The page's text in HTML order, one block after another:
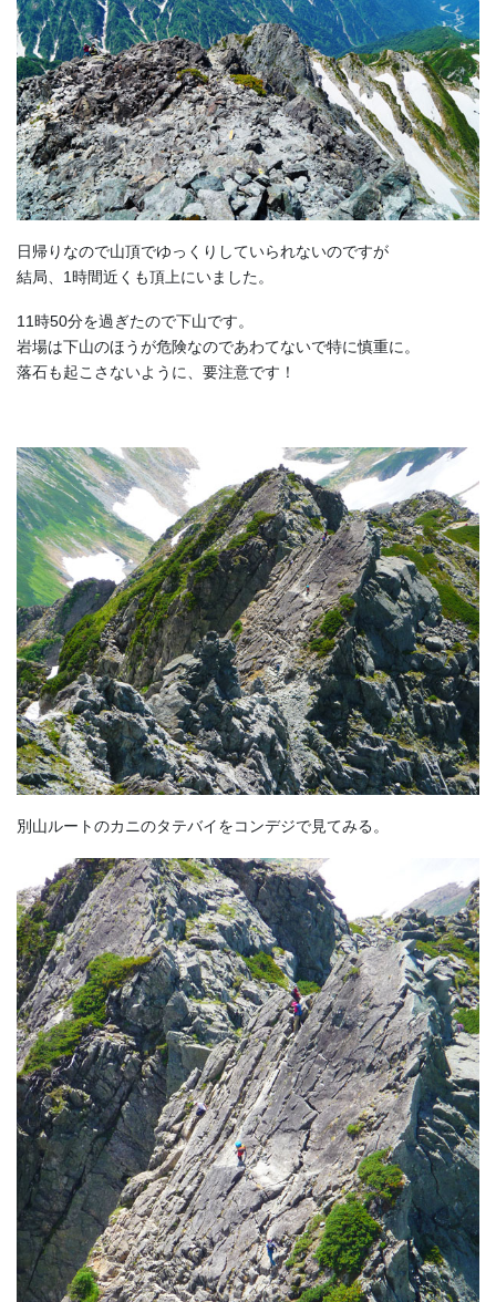
日帰りなので山頂でゆっくりしていられないのですが
結局、1時間近くも頂上にいました。
11時50分を過ぎたので下山です。
岩場は下山のほうが危険なのであわてないで特に慎重に。
落石も起こさないように、要注意です！
別山ルートのカニのタテバイをコンデジで見てみる。